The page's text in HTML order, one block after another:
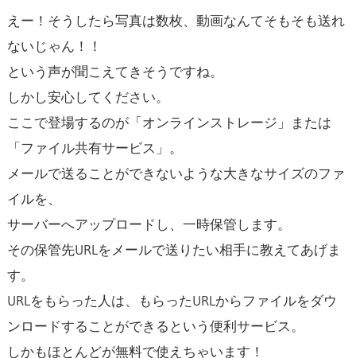
えー！そうしたら写真は数枚、動画なんてそもそも送れ
ないじゃん！！
という声が聞こえてきそうですね。
しかし安心してください。
ここで登場するのが「オンラインストレージ」または
「ファイル共有サービス」。
メールで送ることができないような大きなサイズのファ
イルを、
サーバーへアップロードし、一時保管します。
その保管先URLをメールで送りたい相手に教えてあげま
す。
URLをもらった人は、もらったURLからファイルをダウ
ンロードすることができるという便利サービス。
しかもほとんどが無料で使えちゃいます！